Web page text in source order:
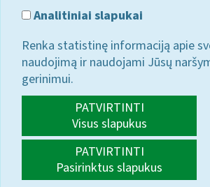
Analitiniai slapukai
Renka statistinę informaciją apie
naudojimą ir naudojami Jūsų
gerinimui.
PATVIRTINTI
Visus slapukus
PATVIRTINTI
Pasirinktus slapukus